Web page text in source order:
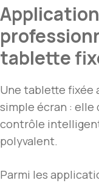
tablette
Une tablette fixée
simple écran :
contrôle
polyvalent.
Parmi les